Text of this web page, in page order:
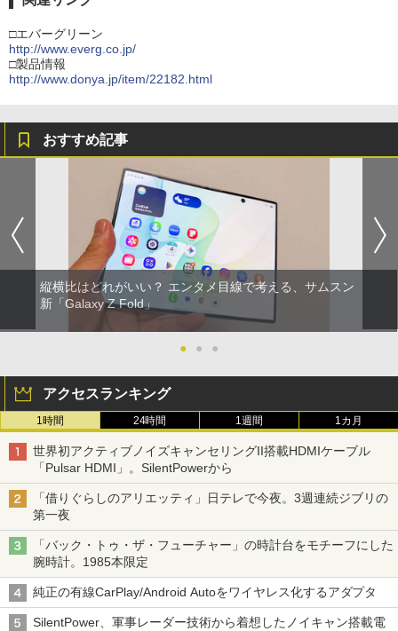
□エバーグリーン
http://www.everg.co.jp/
□製品情報
http://www.donya.jp/item/22182.html
おすすめ記事
縦横比はどれがいい？ エンタメ目線で考える、サムスン
新「Galaxy Z Fold」
● ● ●
アクセスランキング
1時間 24時間 1週間 1カ月
世界初アクティブノイズキャンセリングII搭載HDMIケーブル
「Pulsar HDMI」。SilentPowerから
「借りぐらしのアリエッティ」日テレで今夜。3週連続ジブリの
第一夜
「バック・トゥ・ザ・フューチャー」の時計台をモチーフにした
腕時計。1985本限定
純正の有線CarPlay/Android Autoをワイヤレス化するアダプタ
SilentPower、軍事レーダー技術から着想したノイキャン搭載電